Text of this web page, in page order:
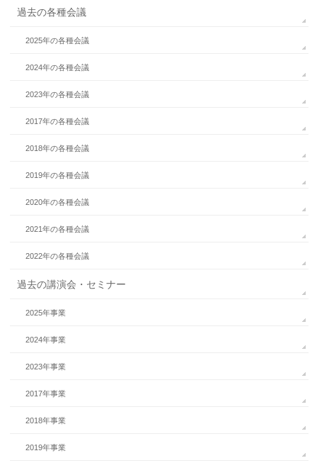
過去の各種会議
2025年の各種会議
2024年の各種会議
2023年の各種会議
2017年の各種会議
2018年の各種会議
2019年の各種会議
2020年の各種会議
2021年の各種会議
2022年の各種会議
過去の講演会・セミナー
2025年事業
2024年事業
2023年事業
2017年事業
2018年事業
2019年事業